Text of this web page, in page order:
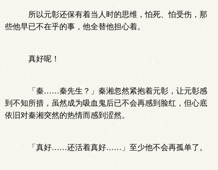
所以元彰还保有着当人时的思维，怕死、怕受伤，那
些他早已不在乎的事，他全替他担心着。
真好呢！
「秦……秦先生？」秦湘忽然紧抱着元彰，让元彰感
到不知所措，虽然成为吸血鬼后已不会再感到脸红，但心底
依旧对秦湘突然的热情而感到涩然。
「真好……还活着真好……」至少他不会再孤单了。